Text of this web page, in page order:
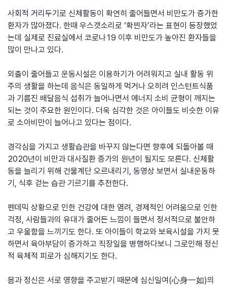
사회적 거리두기로 신체활동이 확연히 줄어들면서 비만도가 증가한
환자가 많아졌다. 한때 우스갯소리로 ‘확찐자’라는 표현이 등장했었
는데 실제로 진료실에서 코로나19 이후 비만도가 높아진 환자들을
많이 만나고 있다.
외출이 줄어들고 운동시설은 이용하기가 어려워지고 실내 활동 위
주의 생활을 하는데 음식은 동일하게 먹거나 오히려 인스턴트식품
과 기름진 배달음식 섭취가 늘어나면서 에너지 소비 균형이 깨지는
되는 것이 주요한 원인이다. 더욱 심각한 것은 아이들도 비슷한 이유
로 소아비만이 늘어나고 있다는 점이다.
경각심을 가지고 생활습관을 바꾸지 않는다면 향후에 되돌아볼 때
2020년이 비만과 대사질환 증가의 원년이 될지도 모른다. 신체활
동을 늘리기 위해 건물계단 오르내리기, 동영상 보면서 실내운동하
기, 식후 걷는 습관 기르기를 추천한다.
펜데믹 상황으로 인한 건강에 대한 염려, 경제적인 어려움으로 인한
걱정, 사람들과의 유대가 줄어든 느낌이 들면서 정서적으로 불안하
고 우울함을 느끼기도 한다. 또 아이들이 학교와 보육시설을 가지 못
하면서 육아부담이 증가하고 직장일을 병행하다보니 그로인해 정신
적 육체적 피로가 심해지기도 한다.
몸과 정신은 서로 영향을 주고받기 때문에 심신일여(心身一如)의